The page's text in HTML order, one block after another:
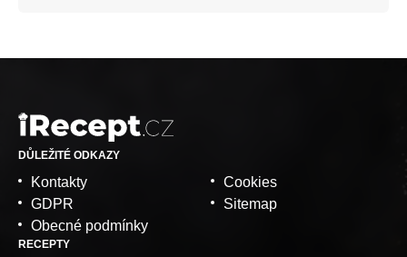
DŮLEŽITÉ ODKAZY
Kontakty
GDPR
Obecné podmínky
Cookies
Sitemap
RECEPTY